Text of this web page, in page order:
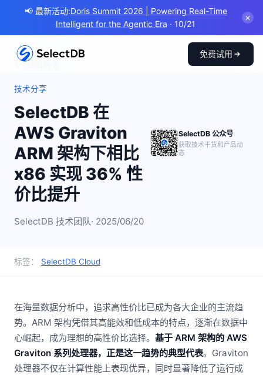
📢 最新活动:Doris Summit 2026 | Powering Real-Time
Intelligent for the Agentic Era · 10/21
✕
免费试用
← 返回博客
技术分享
SelectDB 在
AWS Graviton
ARM 架构下相比
x86 实现 36% 性
价比提升
SelectDB 技术团队· 2025/06/20
SelectDB 公众号
获取技术干货和产品动
态
标签： SelectDB Cloud
在海量数据分析中，追求高性价比已成为各大企业的主流趋
势。ARM 架构凭借其高能效和低成本的特点，逐渐在数据中
心崛起，成为理想的高性价比选择。 基于 ARM 架构的 AWS
Graviton 系列处理器，正是这一趋势的典型代表。Graviton
处理器不仅在计算性能上表现优异，同时显著降低了运行成